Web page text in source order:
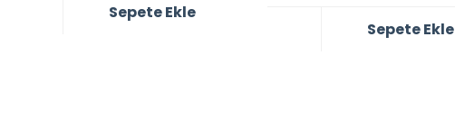
Sepete Ekle
Sepete Ekle